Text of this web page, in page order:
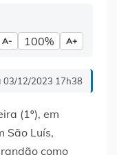
A- 100% A+
03/12/2023 17h38
(1º), em
São Luís,
como